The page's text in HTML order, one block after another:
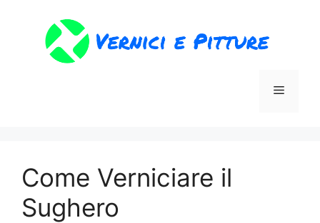
contenuto
Menu
Come Verniciare il
Sughero